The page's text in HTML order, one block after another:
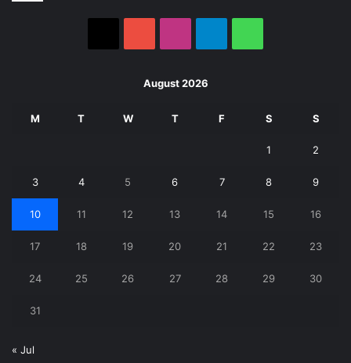
August 2026
M T W T F S S
1 2
3 4 5 6 7 8 9
10 11 12 13 14 15 16
17 18 19 20 21 22 23
24 25 26 27 28 29 30
31
« Jul